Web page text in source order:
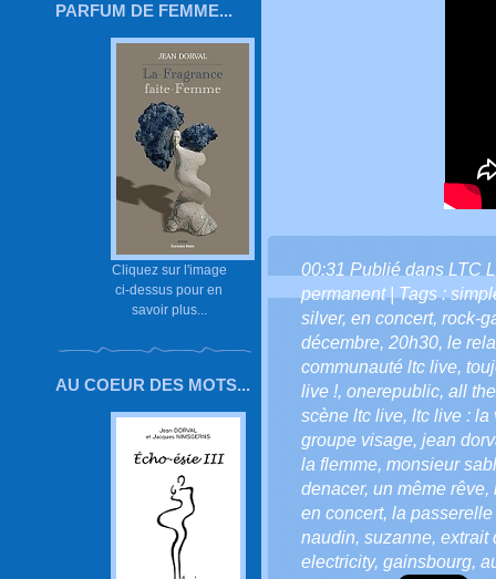
PARFUM DE FEMME...
Cliquez sur l'image
ci-dessus pour en
savoir plus...
AU COEUR DES MOTS...
00:31 Publié dans LTC
permanent| Tags :
silver, en concert, rock-
décembre, 20h30, le
communauté ltc live,
live !, onerepublic, all
scène ltc live, ltc live : la
groupe visage, jean
la flemme, monsieur
denacer, un même rêve,
en concert, la
naudin, suzanne, extrait
electricity, gainsbourg,